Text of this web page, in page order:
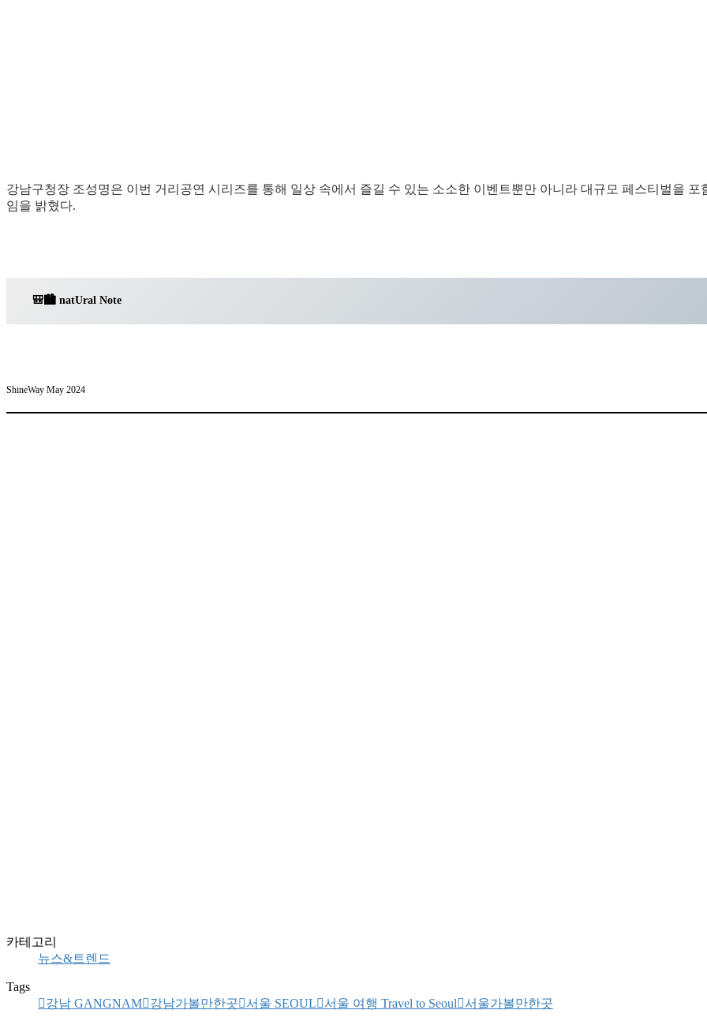
강남구청장 조성명은 이번 거리공연 시리즈를 통해 일상 속에서 즐길 수 있는 소소한 이벤트뿐만 아니라 대규모 페스티벌을
임을 밝혔다.
🎒🏙️ natUral Note
ShineWay May 2024
카테고리
뉴스&트렌드
Tags
강남 GANGNAM
강남가볼만한곳 서울 SEOUL 서울 여행 Travel to Seoul 서울가볼만한곳